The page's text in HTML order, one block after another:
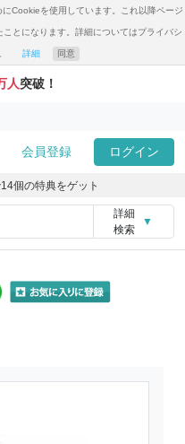
Cookieを使用しています。これ以降ページ
とになります。詳細についてはプライバシ
詳細 同意
人突破！
会員登録 ログイン
個の特典をゲット
詳細
検索
▼